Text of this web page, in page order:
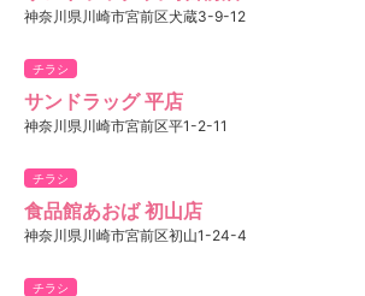
神奈川県川崎市宮前区犬蔵3-9-12
チラシ
サンドラッグ 平店
神奈川県川崎市宮前区平1-2-11
チラシ
食品館あおば 初山店
神奈川県川崎市宮前区初山1-24-4
チラシ